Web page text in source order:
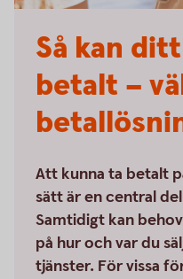
Så kan
betalt –
Att kunna ta betalt
sätt är en central
Samtidigt kan
på hur och var du
tjänster. För vissa